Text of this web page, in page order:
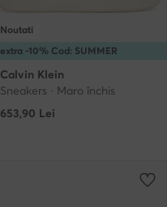
extra -10% Cod: SUMMER
Noutati
Calvin Klein
Sneakers · Maro închis
653,90 Lei